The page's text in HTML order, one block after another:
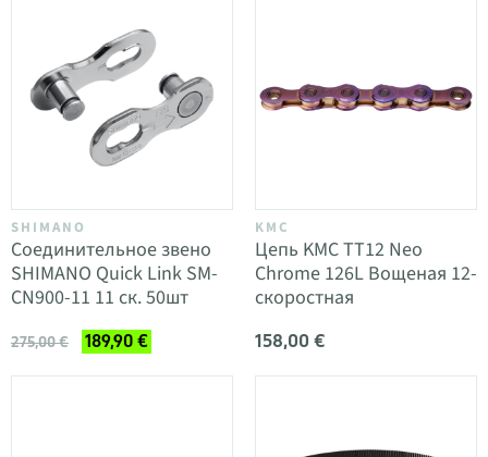
SHIMANO
Соединительное звено
SHIMANO Quick Link SM-
CN900-11 11 ск. 50шт
275,00 € 189,90 €
KMC
Цепь KMC TT12 Neo
Chrome 126L Вощеная 12-
скоростная
158,00 €